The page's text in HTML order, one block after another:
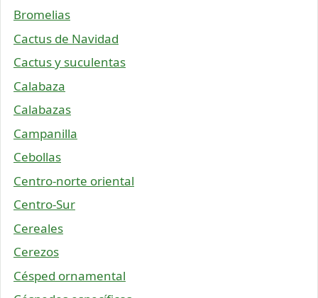
Bromelias
Cactus de Navidad
Cactus y suculentas
Calabaza
Calabazas
Campanilla
Cebollas
Centro-norte oriental
Centro-Sur
Cereales
Cerezos
Césped ornamental